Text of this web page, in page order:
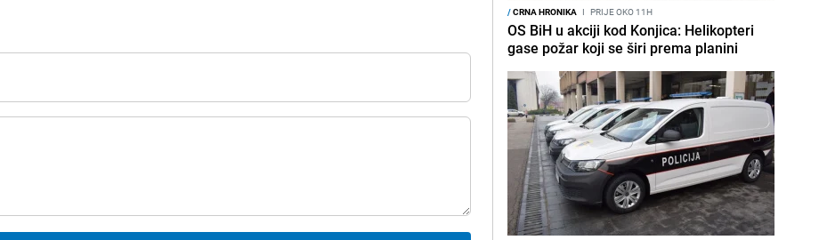
/CRNA HRONIKA I PRIJE OKO 11H
OS BiH u akciji kod Konjica: Helikopteri
gase požar koji se širi prema planini